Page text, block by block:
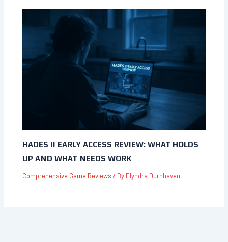
HADES II EARLY ACCESS REVIEW: WHAT HOLDS
UP AND WHAT NEEDS WORK
Comprehensive Game Reviews / By Elyndra Durnhaven